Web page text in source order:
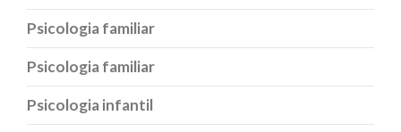
Psicologia familiar
Psicologia familiar
Psicologia infantil